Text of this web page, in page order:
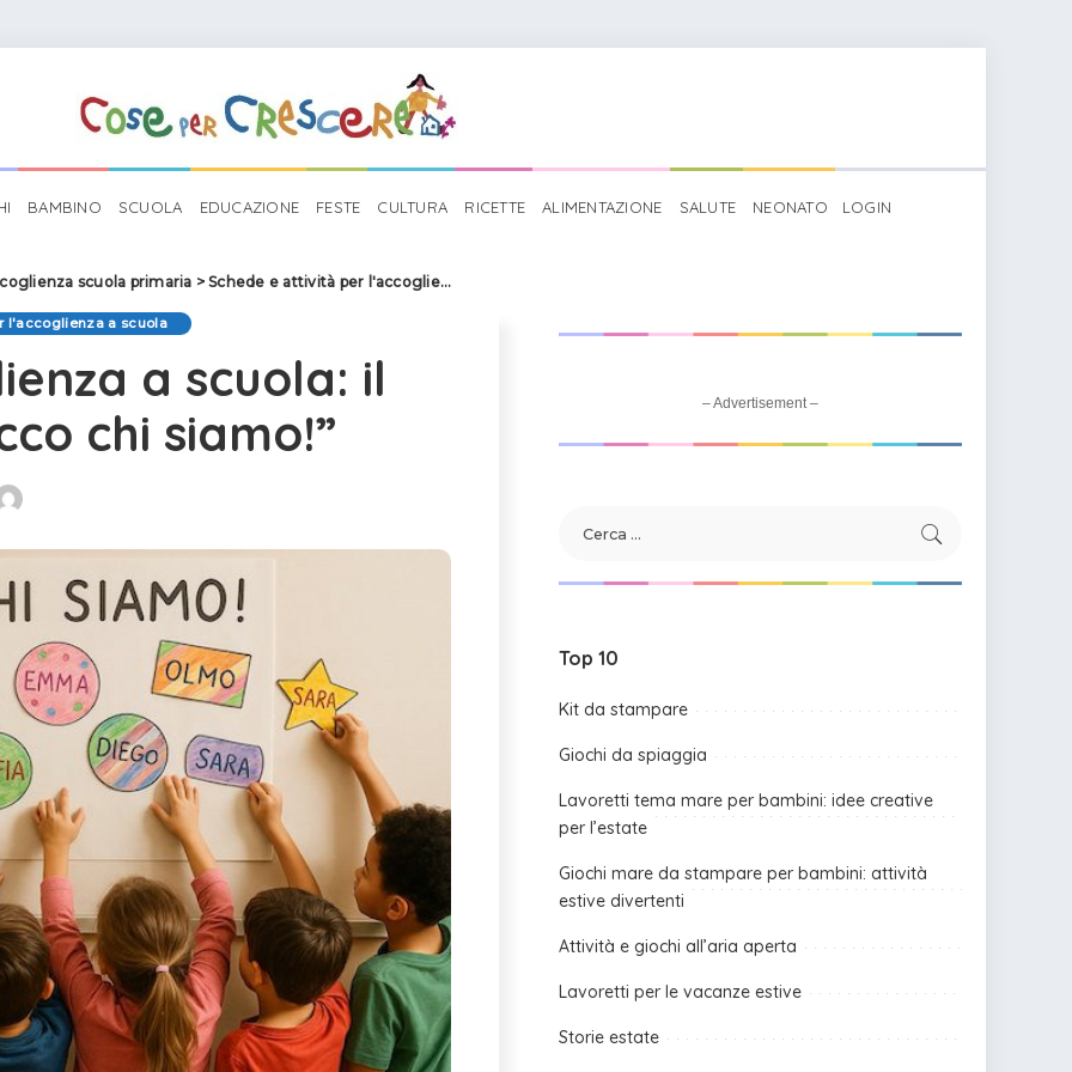
BAMBINO SCUOLA EDUCAZIONE FESTE CULTURA RICETTE ALIMENTAZIONE SALUTE NEONATO LOGIN
scuola primaria >Schede e attività per l'accoglienza a scuola
l'accoglienza a scuola
a scuola: il
chi siamo!”
– Advertisement –
Top 10
Kit da stampare
Giochi da spiaggia
Lavoretti tema mare per bambini: idee creative
per l’estate
Giochi mare da stampare per bambini: attività
estive divertenti
Attività e giochi all’aria aperta
Lavoretti per le vacanze estive
Storie estate